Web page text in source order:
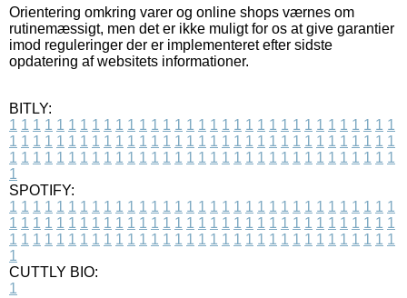
Orientering omkring varer og online shops værnes om
rutinemæssigt, men det er ikke muligt for os at give garantier
imod reguleringer der er implementeret efter sidste
opdatering af websitets informationer.
BITLY:
1 1 1 1 1 1 1 1 1 1 1 1 1 1 1 1 1 1 1 1 1 1 1 1 1 1 1 1 1 1 1 1 1
1 1 1 1 1 1 1 1 1 1 1 1 1 1 1 1 1 1 1 1 1 1 1 1 1 1 1 1 1 1 1 1 1
1 1 1 1 1 1 1 1 1 1 1 1 1 1 1 1 1 1 1 1 1 1 1 1 1 1 1 1 1 1 1 1 1
1
SPOTIFY:
1 1 1 1 1 1 1 1 1 1 1 1 1 1 1 1 1 1 1 1 1 1 1 1 1 1 1 1 1 1 1 1 1
1 1 1 1 1 1 1 1 1 1 1 1 1 1 1 1 1 1 1 1 1 1 1 1 1 1 1 1 1 1 1 1 1
1 1 1 1 1 1 1 1 1 1 1 1 1 1 1 1 1 1 1 1 1 1 1 1 1 1 1 1 1 1 1 1 1
1
CUTTLY BIO:
1